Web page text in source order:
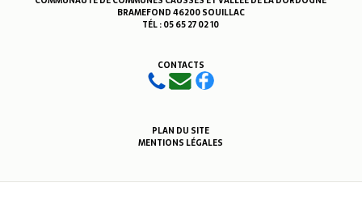
BRAMEFOND 46200 SOUILLAC
TÉL : 05 65 27 02 10
CONTACTS
PLAN DU SITE
MENTIONS LÉGALES